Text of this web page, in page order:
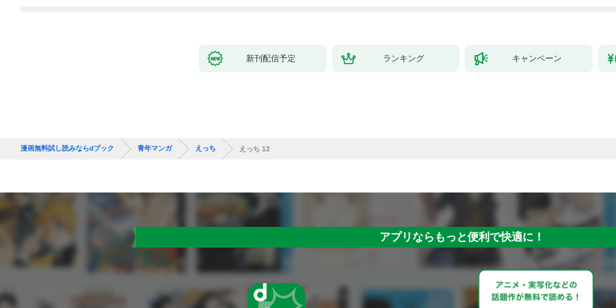
新刊配信予定 ランキング キャンペーン
漫画無料試し読みならdブック 青年マンガ えっち えっち 12
アプリならもっと便利で快適に！